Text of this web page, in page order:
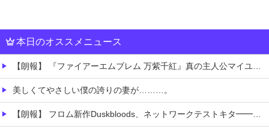
本日のオススメニュース
【朗報】 『ファイアーエムブレム 万紫千紅』真の主人公マイユニはキャラメイクが可能
美しくてやさしい僕の誇りの妻が………。
【朗報】 フロム新作Duskbloods、ネットワークテストキタ━━━━(゜∀゜)━━━━!!